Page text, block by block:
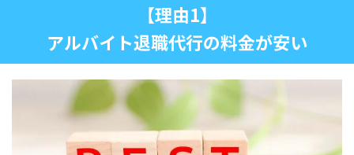
【理由1】
アルバイト退職代行の料金が安い